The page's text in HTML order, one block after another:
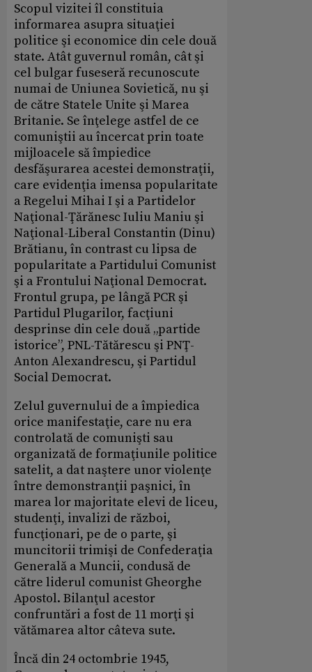
Scopul vizitei îl constituia
informarea asupra situaţiei
politice şi economice din cele două
state. Atât guvernul român, cât şi
cel bulgar fuseseră recunoscute
numai de Uniunea Sovietică, nu şi
de către Statele Unite şi Marea
Britanie. Se înţelege astfel de ce
comuniştii au încercat prin toate
mijloacele să împiedice
desfăşurarea acestei demonstraţii,
care evidenţia imensa popularitate
a Regelui Mihai I şi a Partidelor
Naţional-Ţărănesc Iuliu Maniu şi
Naţional-Liberal Constantin (Dinu)
Brătianu, în contrast cu lipsa de
popularitate a Partidului Comunist
şi a Frontului Naţional Democrat.
Frontul grupa, pe lângă PCR şi
Partidul Plugarilor, facţiuni
desprinse din cele două „partide
istorice”, PNL-Tătărescu şi PNŢ-
Anton Alexandrescu, şi Partidul
Social Democrat.
Zelul guvernului de a împiedica
orice manifestaţie, care nu era
controlată de comunişti sau
organizată de formaţiunile politice
satelit, a dat naştere unor violenţe
între demonstranţii paşnici, în
marea lor majoritate elevi de liceu,
studenţi, invalizi de război,
funcţionari, pe de o parte, şi
muncitorii trimişi de Confederaţia
Generală a Muncii, condusă de
către liderul comunist Gheorghe
Apostol. Bilanţul acestor
confruntări a fost de 11 morţi şi
vătămarea altor câteva sute.
Încă din 24 octombrie 1945,